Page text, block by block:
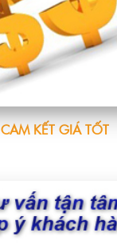
CAM KẾT GIÁ TỐT